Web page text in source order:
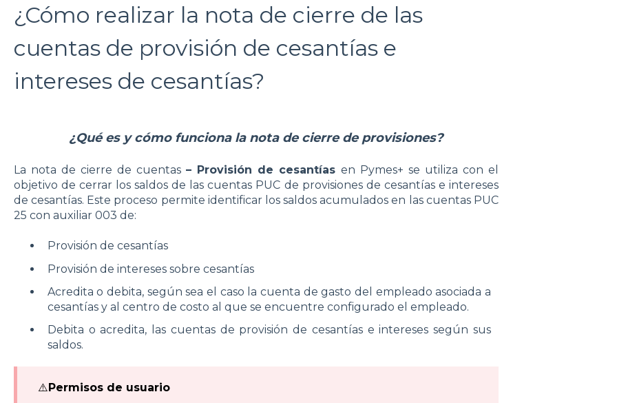
¿Cómo realizar la nota de cierre de las
cuentas de provisión de cesantías e
intereses de cesantías?
¿Qué es y cómo funciona la nota de cierre de provisiones?
La nota de cierre de cuentas– Provisión de cesantíasen Pymes+ se utiliza con el
objetivo de cerrar los saldos de las cuentas PUC de provisiones de cesantías e intereses
de cesantías. Este proceso permite identificar los saldos acumulados en las cuentas PUC
25 con auxiliar 003 de:
Provisión de cesantías
Provisión de intereses sobre cesantías
Acredita o debita, según sea el caso la cuenta de gasto del empleado asociada a
cesantías y al centro de costo al que se encuentre configurado el empleado.
Debita o acredita, las cuentas de provisión de cesantías e intereses según sus
saldos.
⚠️Permisos de usuario